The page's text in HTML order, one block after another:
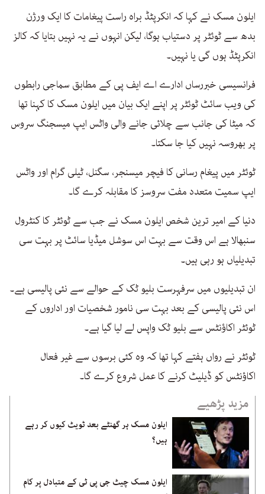
ایلون مسک نے کہا کہ انکرپٹڈ براہ راست پیغامات کا ایک ورژن
بدھ سے ٹوئٹر پر دستیاب ہوگا، لیکن انہوں نے یہ نہیں بتایا کہ کالز
انکرپٹڈ ہوں گی یا نہیں۔
فرانسیسی خبررساں ادارے اے ایف پی کے مطابق سماجی رابطوں
کی ویب سائٹ ٹوئٹر پر اپنے ایک بیان میں ایلون مسک کا کہنا تھا
کہ میٹا کی جانب سے چلائی جانے والی واٹس ایپ میسجنگ سروس
پر بھروسہ نہیں کیا جا سکتا۔
ٹوئٹر میں پیغام رسانی کا فیچر میسنجر، سگنل، ٹیلی گرام اور واٹس
ایپ سمیت متعدد مفت سروسز کا مقابلہ کرے گا۔
دنیا کے امیر ترین شخص ایلون مسک نے جب سے ٹوئٹر کا کنٹرول
سنبھالا ہے اس وقت سے بہت اس سوشل میڈیا سائٹ پر بہت سی
تبدیلیاں ہو رہی ہیں۔
ان تبدیلیوں میں سرفہرست بلیو ٹک کے حوالے سے نئی پالیسی ہے۔
اس نئی پالیسی کے بعد بہت سی نامور شخصیات اور اداروں کے
ٹوئٹر اکاؤنٹس سے بلیو ٹک واپس لے لیا گیا ہے۔
ٹوئٹر نے رواں ہفتے کہا تھا کہ وہ کئی برسوں سے غیر فعال
اکاؤنٹس کو ڈیلیٹ کرنے کا عمل شروع کرے گا۔
مزید پڑھیے
ایلون مسک ہر گھنٹے بعد ٹویٹ کیوں کر رہے
ہیں؟
ایلون مسک چیٹ جی پی ٹی کے متبادل پر کام